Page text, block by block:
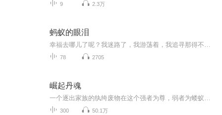
9 2.3万
蚂蚁的眼泪
78 2705
崛起丹魂
300 50.1万